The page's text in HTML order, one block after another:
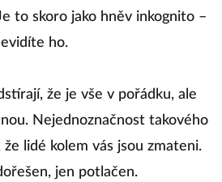
to skoro jako hněv inkognito –
ho.
že je vše v pořádku, ale
Nejednoznačnost takového
lidé kolem vás jsou zmateni.
jen potlačen.